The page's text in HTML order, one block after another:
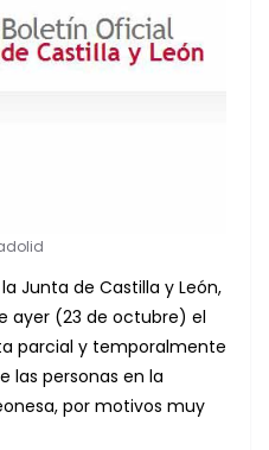
Junta de Castilla y León,
ayer (23 de octubre) el
parcial y temporalmente
las personas en la
por motivos muy